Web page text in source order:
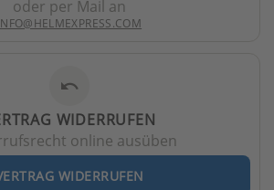
oder per Mail an
undo
WIDERRUFEN
online ausüben
WIDERRUFEN